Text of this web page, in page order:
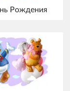
Рождения